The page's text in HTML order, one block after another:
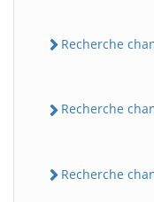
Recherche
Recherche
Recherche